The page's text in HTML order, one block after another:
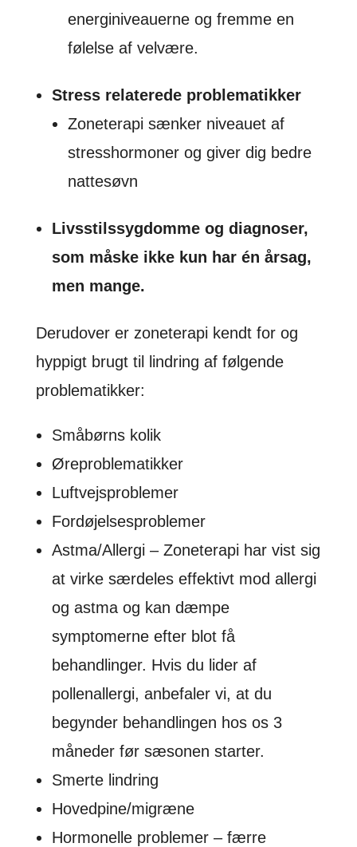
energiniveauerne og fremme en
følelse af velvære.
Stress relaterede problematikker
Zoneterapi sænker niveauet af
stresshormoner og giver dig bedre
nattesøvn
Livsstilssygdomme og diagnoser,
som måske ikke kun har én årsag,
men mange.
Derudover er zoneterapi kendt for og
hyppigt brugt til lindring af følgende
problematikker:
Småbørns kolik
Øreproblematikker
Luftvejsproblemer
Fordøjelsesproblemer
Astma/Allergi – Zoneterapi har vist sig
at virke særdeles effektivt mod allergi
og astma og kan dæmpe
symptomerne efter blot få
behandlinger. Hvis du lider af
pollenallergi, anbefaler vi, at du
begynder behandlingen hos os 3
måneder før sæsonen starter.
Smerte lindring
Hovedpine/migræne
Hormonelle problemer – færre